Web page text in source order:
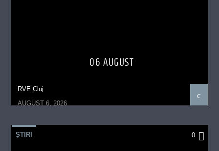
06 AUGUST
RVE Cluj
AUGUST 6, 2026
ȘTIRI 0